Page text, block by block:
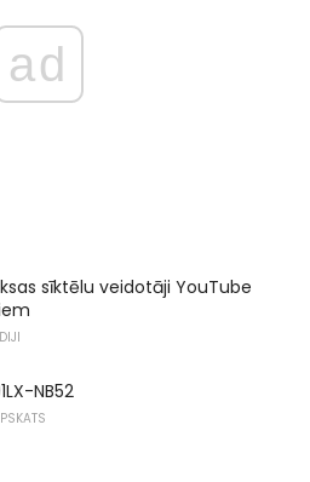
ad
sīktēlu veidotāji YouTube
NB52